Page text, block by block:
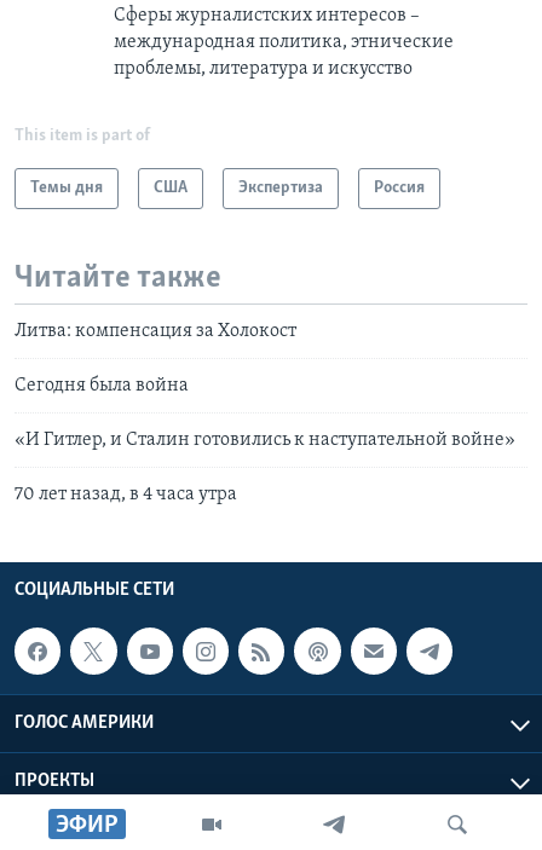
ЭФИР
Сферы журналистских интересов –
международная политика, этнические
проблемы, литература и искусство
This item is part of
Темы дня США Экспертиза Россия
Читайте также
Литва: компенсация за Холокост
Сегодня была война
«И Гитлер, и Сталин готовились к наступательной войне»
70 лет назад, в 4 часа утра
СОЦИАЛЬНЫЕ СЕТИ
ГОЛОС АМЕРИКИ
ПРОЕКТЫ